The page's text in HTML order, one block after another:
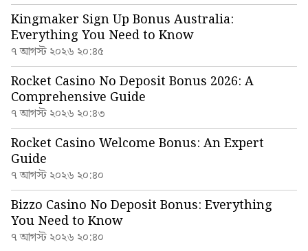
Kingmaker Sign Up Bonus Australia:
Everything You Need to Know
৭ আগস্ট ২০২৬ ২০:৪৫
Rocket Casino No Deposit Bonus 2026: A
Comprehensive Guide
৭ আগস্ট ২০২৬ ২০:৪৩
Rocket Casino Welcome Bonus: An Expert
Guide
৭ আগস্ট ২০২৬ ২০:৪০
Bizzo Casino No Deposit Bonus: Everything
You Need to Know
৭ আগস্ট ২০২৬ ২০:৪০